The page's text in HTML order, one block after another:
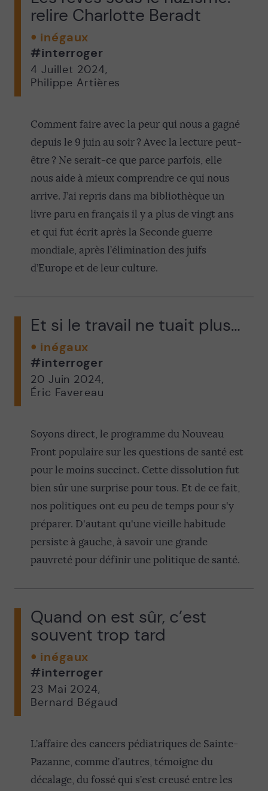
relire Charlotte Beradt
inégaux
#interroger
4 Juillet 2024,
Philippe Artières
Comment faire avec la peur qui nous a gagné
depuis le 9 juin au soir ? Avec la lecture peut-
être ? Ne serait-ce que parce parfois, elle
nous aide à mieux comprendre ce qui nous
arrive. J’ai repris dans ma bibliothèque un
livre paru en français il y a plus de vingt ans
et qui fut écrit après la Seconde guerre
mondiale, après l’élimination des juifs
d’Europe et de leur culture.
Et si le travail ne tuait plus…
inégaux
#interroger
20 Juin 2024,
Éric Favereau
Soyons direct, le programme du Nouveau
Front populaire sur les questions de santé est
pour le moins succinct. Cette dissolution fut
bien sûr une surprise pour tous. Et de ce fait,
nos politiques ont eu peu de temps pour s'y
préparer. D'autant qu'une vieille habitude
persiste à gauche, à savoir une grande
pauvreté pour définir une politique de santé.
Quand on est sûr, c’est
souvent trop tard
inégaux
#interroger
23 Mai 2024,
Bernard Bégaud
L’affaire des cancers pédiatriques de Sainte-
Pazanne, comme d’autres, témoigne du
décalage, du fossé qui s’est creusé entre les